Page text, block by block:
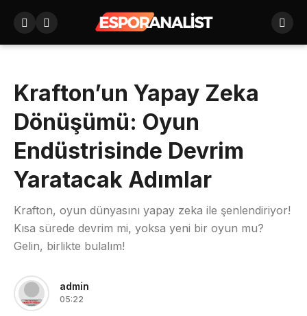
Krafton’un Yapay Zeka
Dönüşümü: Oyun
Endüstrisinde Devrim
Yaratacak Adımlar
Krafton, oyun dünyasını yapay zeka ile şenlendiriyor!
Kısa sürede devrim mi, yoksa yeni bir oyun mu?
Gelin, birlikte bulalım!
admin
05:22